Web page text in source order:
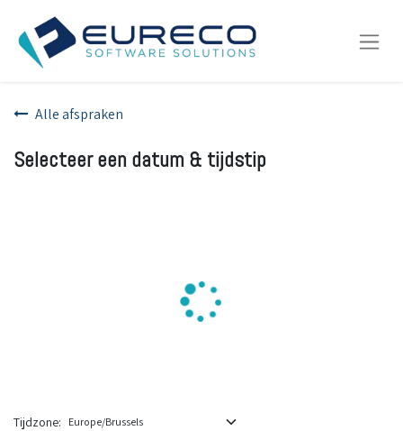
Alle afspraken
Selecteer een datum & tijdstip
Tijdzone: